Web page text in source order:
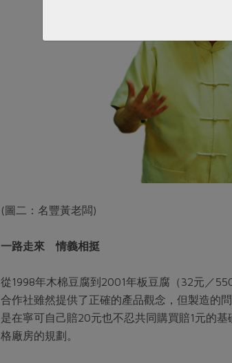
(圖二：名豐黃老闆)
一路走來 情義相挺
從1998年木棉豆腐到2001年板豆腐（32元／
合作社雖然提供了正確的產品觀念，但製造的
是在寧可自己賠20元也不忍共同購買賠1元的
格廠房的規劃。